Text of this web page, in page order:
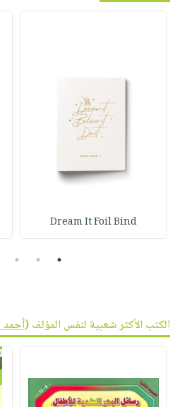
Dream It Foil Bind
1
2
3
الكتب الأكثر شعبية لنفس المؤلف (